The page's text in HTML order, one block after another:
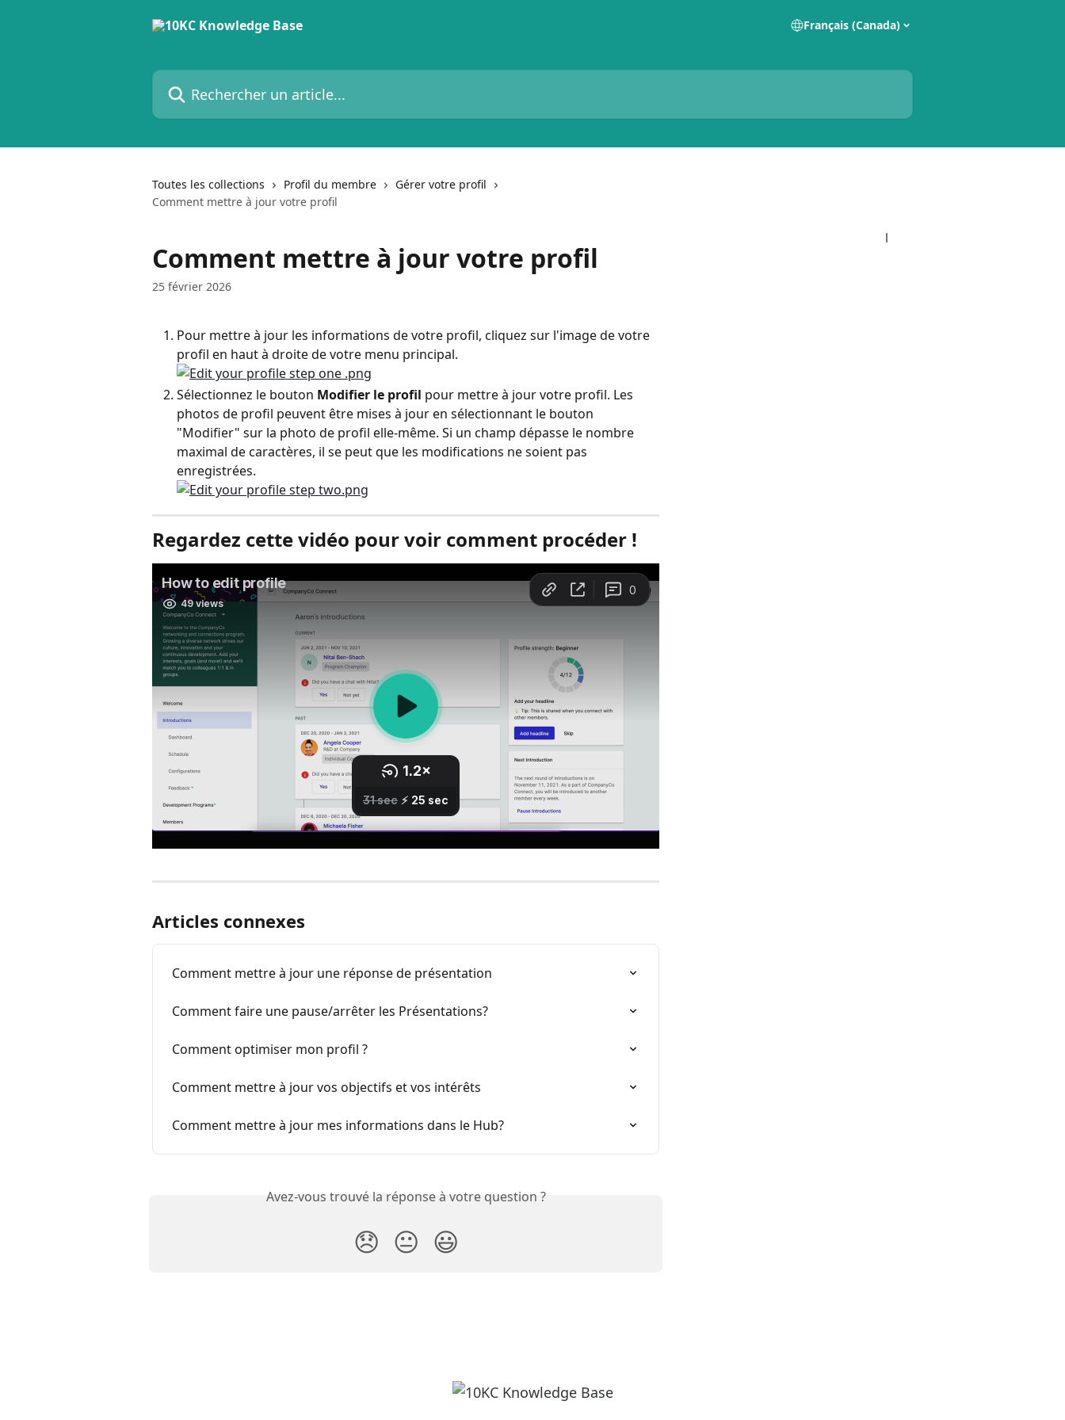
Français (Canada)
Rechercher un article...
Toutes les collections Profil du membre
Gérer votre profil
Comment mettre à jour votre profil
Comment mettre à jour votre profil
25 février 2026
Pour mettre à jour les informations de votre profil, cliquez sur l'image de votre
profil en haut à droite de votre menu principal.
Sélectionnez le bouton Modifier le profil pour mettre à jour votre profil. Les
photos de profil peuvent être mises à jour en sélectionnant le bouton
"Modifier" sur la photo de profil elle-même. Si un champ dépasse le nombre
maximal de caractères, il se peut que les modifications ne soient pas
enregistrées.
Regardez cette vidéo pour voir comment procéder !
Articles connexes
Comment mettre à jour une réponse de présentation
Comment faire une pause/arrêter les Présentations?
Comment optimiser mon profil ?
Comment mettre à jour vos objectifs et vos intérêts
Comment mettre à jour mes informations dans le Hub?
Avez-vous trouvé la réponse à votre question ?
😞 😐 😃